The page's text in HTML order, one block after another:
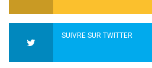
SUIVRE SUR TWITTER